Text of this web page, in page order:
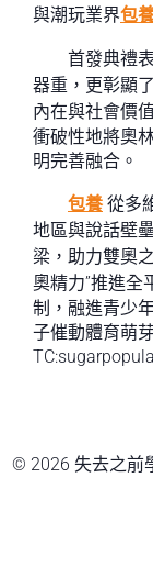
與潮玩業界包
首發典禮
器重，更彰顯
內在與社會價
衝破性地將奧
明完善融合。
包養 從多
地區與說話壁
梁，助力雙奧
奧精力”推進全
制，融進青少
子催動體育萌
© 2026 失去之前